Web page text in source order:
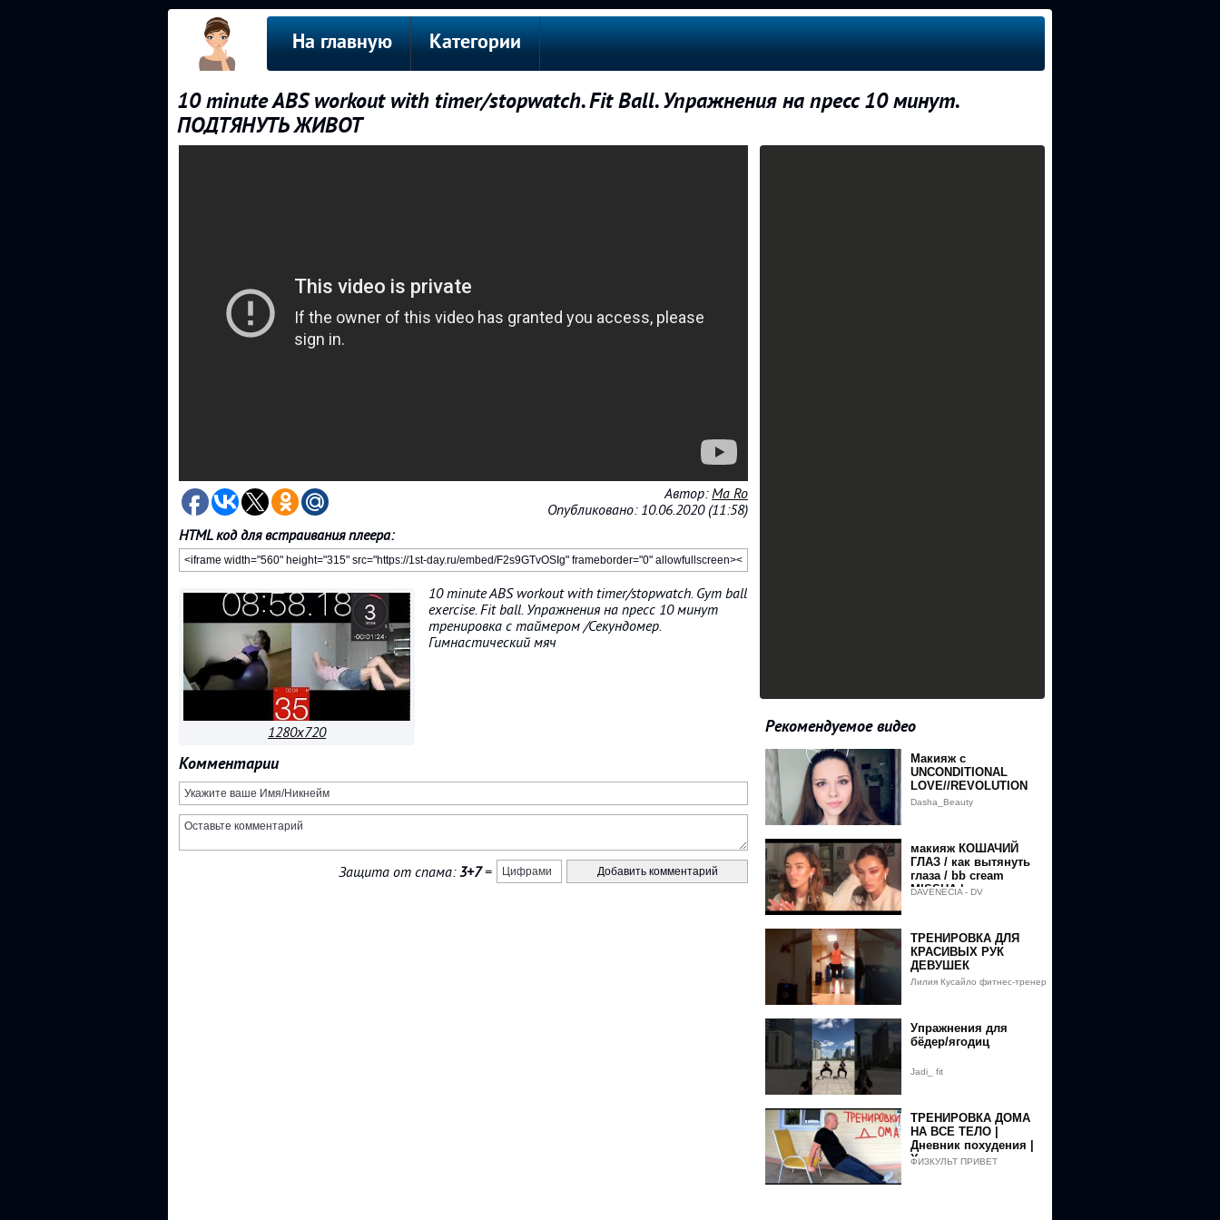
На главную Категории
10 minute ABS workout with timer/stopwatch. Fit Ball. Упражнения на пресс 10 минут.
ПОДТЯНУТЬ ЖИВОТ
Автор:Ma Ro
Опубликовано: 10.06.2020 (11:58)
HTML код для встраивания плеера:
1280x720
10 minute ABS workout with timer/stopwatch. Gym ball
exercise. Fit ball. Упражнения на пресс 10 минут
тренировка с таймером /Секундомер.
Гимнастический мяч
Комментарии
Защита от спама:3+7=
Рекомендуемое видео
Макияж с
UNCONDITIONAL
LOVE//REVOLUTION
Dasha_Beauty
макияж КОШАЧИЙ
ГЛАЗ / как вытянуть
глаза / bb cream
MISSHA | матовая
DAVENECIA - DV
ТРЕНИРОВКА ДЛЯ
КРАСИВЫХ РУК
ДЕВУШЕК
Лилия Кусайло фитнес-тренер
Упражнения для
бёдер/ягодиц
Jadi_ fit
ТРЕНИРОВКА ДОМА
НА ВСЕ ТЕЛО |
Дневник похудения |
Худеем вместе с
ФИЗКУЛЬТ ПРИВЕТ